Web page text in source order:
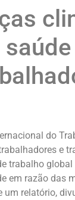
do
e
trabalho
em razão das
um relatório,